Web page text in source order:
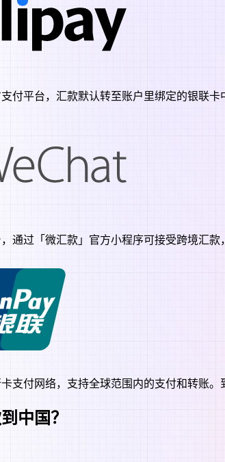
付平台，汇款默认转至账户里绑定的银联卡
通过「微汇款」官方小程序可接受跨境汇
支付网络，支持全球范围内的支付和转账。
中国？